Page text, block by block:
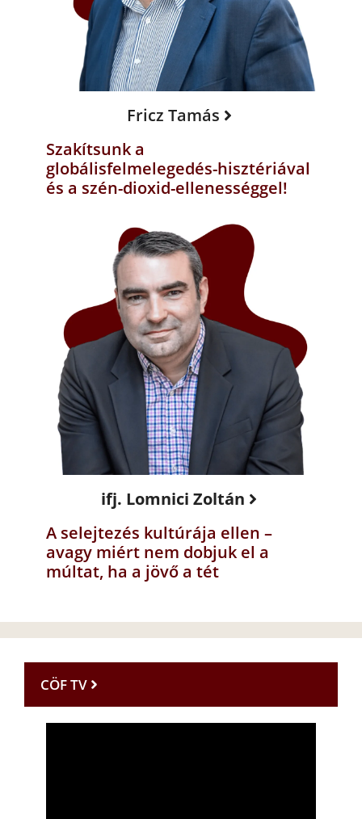
Fricz Tamás
Szakítsunk a
globálisfelmelegedés-hisztériával
és a szén-dioxid-ellenességgel!
ifj. Lomnici Zoltán
A selejtezés kultúrája ellen –
avagy miért nem dobjuk el a
múltat, ha a jövő a tét
CÖF TV